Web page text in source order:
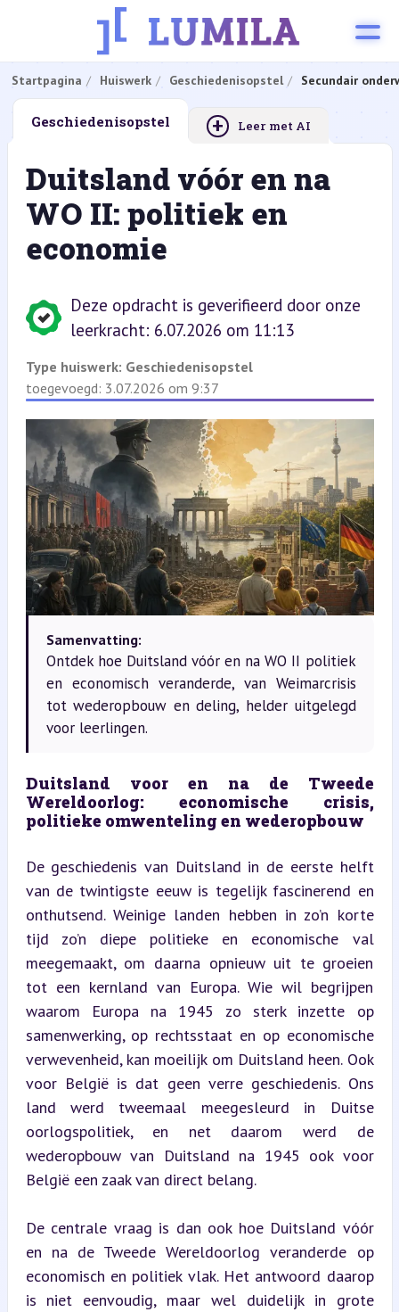
Startpagina Huiswerk Geschiedenisopstel Secundair
Geschiedenisopstel + Leer met AI
Duitsland vóór en na
WO II: politiek en
economie
Deze opdracht is geverifieerd door onze
leerkracht: 6.07.2026 om 11:13
Type huiswerk: Geschiedenisopstel
toegevoegd: 3.07.2026 om 9:37
Samenvatting:
Ontdek hoe Duitsland vóór en na WO II politiek
en economisch veranderde, van Weimarcrisis
tot wederopbouw en deling, helder uitgelegd
voor leerlingen.
Duitsland voor en na de Tweede
Wereldoorlog: economische crisis,
politieke omwenteling en wederopbouw
De geschiedenis van Duitsland in de eerste helft
van de twintigste eeuw is tegelijk fascinerend en
onthutsend. Weinige landen hebben in zo’n korte
tijd zo’n diepe politieke en economische val
meegemaakt, om daarna opnieuw uit te groeien
tot een kernland van Europa. Wie wil begrijpen
waarom Europa na 1945 zo sterk inzette op
samenwerking, op rechtsstaat en op economische
verwevenheid, kan moeilijk om Duitsland heen. Ook
voor België is dat geen verre geschiedenis. Ons
land werd tweemaal meegesleurd in Duitse
oorlogspolitiek, en net daarom werd de
wederopbouw van Duitsland na 1945 ook voor
België een zaak van direct belang.
De centrale vraag is dan ook hoe Duitsland vóór
en na de Tweede Wereldoorlog veranderde op
economisch en politiek vlak. Het antwoord daarop
is niet eenvoudig, maar wel duidelijk in grote